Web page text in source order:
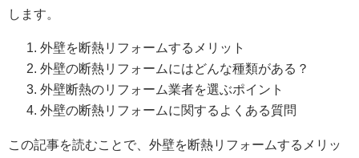
します。
外壁を断熱リフォームするメリット
外壁の断熱リフォームにはどんな種類がある？
外壁断熱のリフォーム業者を選ぶポイント
外壁の断熱リフォームに関するよくある質問
この記事を読むことで、外壁を断熱リフォームするメリッ